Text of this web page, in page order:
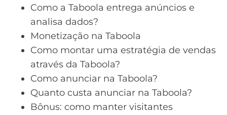
Como a Taboola entrega anúncios e
analisa dados?
Monetização na Taboola
Como montar uma estratégia de vendas
através da Taboola?
Como anunciar na Taboola?
Quanto custa anunciar na Taboola?
Bônus: como manter visitantes